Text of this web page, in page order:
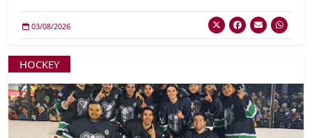
03/08/2026
HOCKEY